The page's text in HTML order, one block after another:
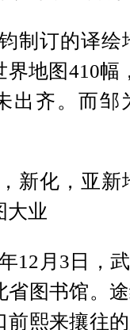
制订的译绘
界地图410幅
出齐。而邹
新化，亚
大业
12月3日，
省图书馆。
前熙来攘往